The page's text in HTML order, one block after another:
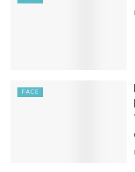
FACE